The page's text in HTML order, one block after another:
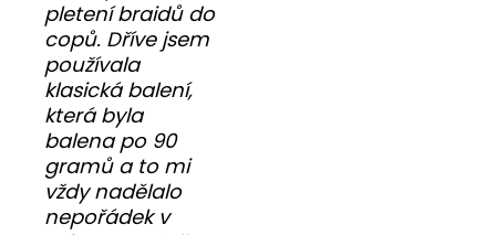
pletení braidů do
copů. Dříve jsem
používala
klasická balení,
která byla
balena po 90
gramů a to mi
vždy nadělalo
nepořádek v